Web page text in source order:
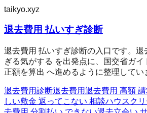
taikyo.xyz
退去費用 払いすぎ診断
退去費用 払いすぎ診断の入口です。退
ぎる気がする を出発点に、国交省ガ
正額を算出 へ進めるように整理してい
退去費用診断退去費用退去費用 高額
しい敷金 返ってこない 相談ハウスク